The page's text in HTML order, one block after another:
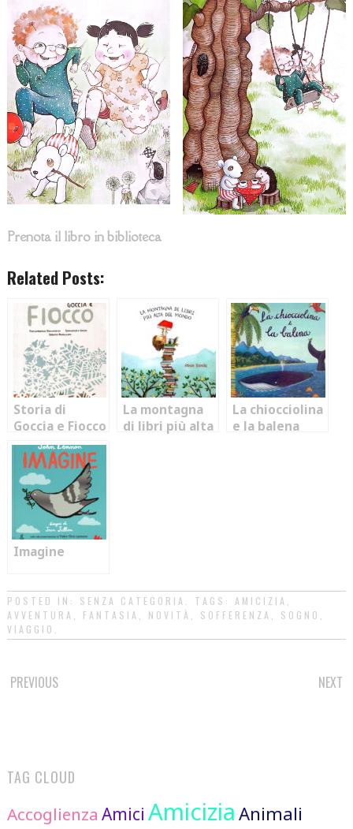
Prenota il libro in biblioteca
Related Posts:
Storia di
Goccia e Fiocco
La montagna
di libri più alta
La chiocciolina
e la balena
Imagine
POSTED IN: SENZA CATEGORIA . TAGS: AMICIZIA
AVVENTURA
FANTASIA NOVITÀ SOFFERENZA SOGNO
VIAGGIO
POST
PREVIOUS NEXT
TAG CLOUD
Accoglienza Amici Amicizia Animali